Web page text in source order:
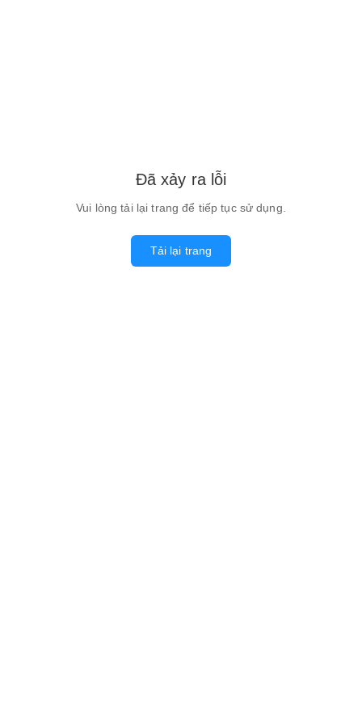
Đã xảy ra lỗi
Vui lòng tải lại trang để tiếp tục sử dụng.
Tải lại trang